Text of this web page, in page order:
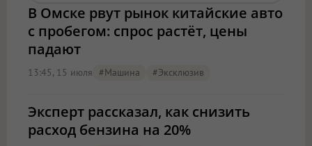
В Омске рвут рынок китайские авто
с пробегом: спрос растёт, цены
падают
13:45, 15 июля #машина #эксклюзив
Эксперт рассказал, как снизить
расход бензина на 20%